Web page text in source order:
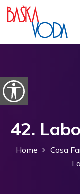
Salta al contenuto
Apri le opzioni di
42.
Home Cosa